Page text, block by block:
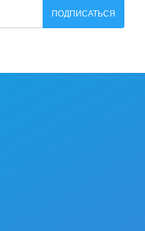
ПОДПИСАТЬСЯ